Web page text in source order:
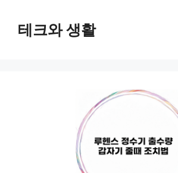
테크와 생활